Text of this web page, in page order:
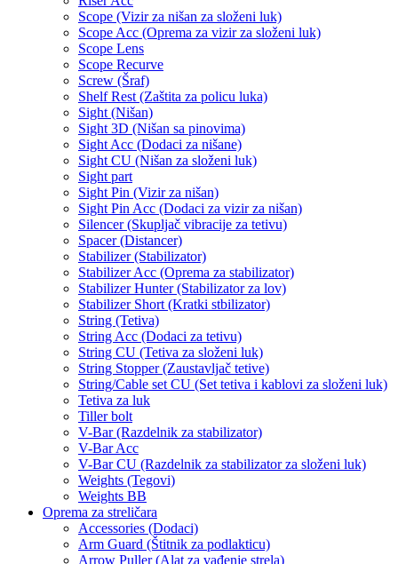
Scope (Vizir za nišan za složeni luk)
Scope Acc (Oprema za vizir za složeni luk)
Scope Lens
Scope Recurve
Screw (Šraf)
Shelf Rest (Zaštita za policu luka)
Sight (Nišan)
Sight 3D (Nišan sa pinovima)
Sight Acc (Dodaci za nišane)
Sight CU (Nišan za složeni luk)
Sight part
Sight Pin (Vizir za nišan)
Sight Pin Acc (Dodaci za vizir za nišan)
Silencer (Skupljač vibracije za tetivu)
Spacer (Distancer)
Stabilizer (Stabilizator)
Stabilizer Acc (Oprema za stabilizator)
Stabilizer Hunter (Stabilizator za lov)
Stabilizer Short (Kratki stbilizator)
String (Tetiva)
String Acc (Dodaci za tetivu)
String CU (Tetiva za složeni luk)
String Stopper (Zaustavljač tetive)
String/Cable set CU (Set tetiva i kablovi za složeni luk)
Tetiva za luk
Tiller bolt
V-Bar (Razdelnik za stabilizator)
V-Bar Acc
V-Bar CU (Razdelnik za stabilizator za složeni luk)
Weights (Tegovi)
Weights BB
Oprema za streličara
Accessories (Dodaci)
Arm Guard (Štitnik za podlakticu)
Arrow Puller (Alat za vađenje strela)